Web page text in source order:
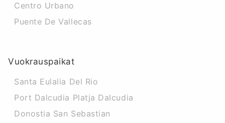
Centro Urbano
Puente De Vallecas
Vuokrauspaikat
Santa Eulalia Del Rio
Port Dalcudia Platja Dalcudia
Donostia San Sebastian